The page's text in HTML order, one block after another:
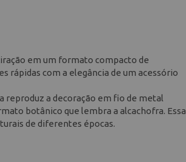
em um formato compacto de
rápidas com a elegância de um acessório
reproduz a decoração em fio de metal
botânico que lembra a alcachofra. Essa
de diferentes épocas.